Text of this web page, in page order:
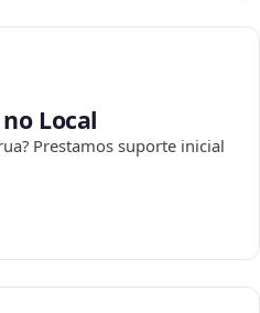
Local
Prestamos suporte inicial